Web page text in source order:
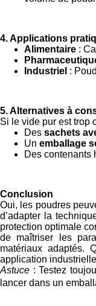
4. Applications
Alimentaire :
Industriel :
5. Alternatives à
Si le vide pur est trop
Des sachets
Un emballage
Des contenants
Conclusion
Oui, les poudres
d’adapter la
protection optimale
de maîtriser les
matériaux adaptés.
application
Astuce : Testez
lancer dans un